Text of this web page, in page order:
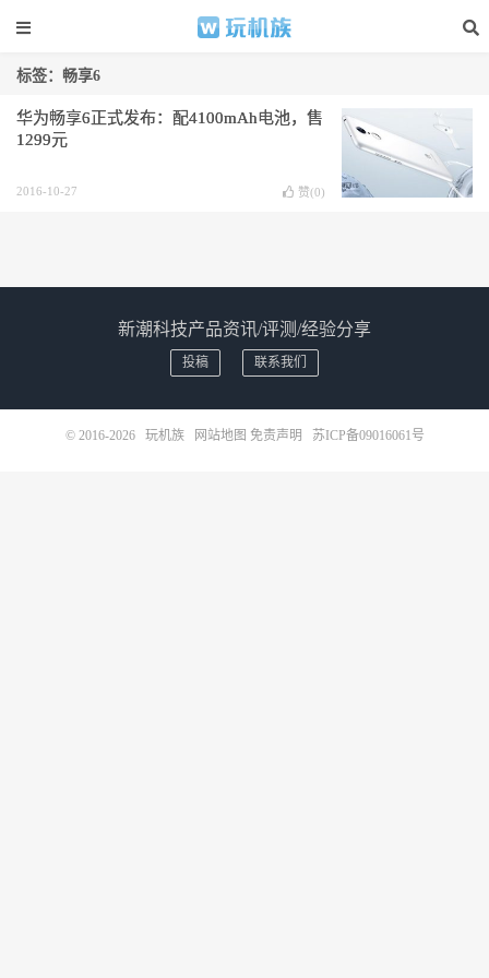
标签：畅享6
华为畅享6正式发布：配4100mAh电池，售
1299元
2016-10-27 赞(0)
新潮科技产品资讯/评测/经验分享
投稿 联系我们
© 2016-2026 玩机族 网站地图 免责声明 苏ICP备09016061号